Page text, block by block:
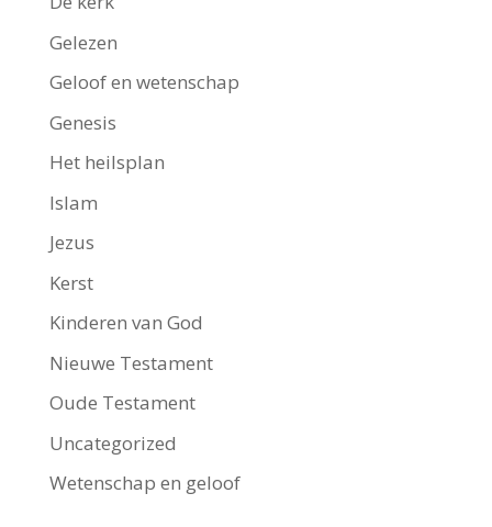
Gelezen
Geloof en wetenschap
Genesis
Het heilsplan
Islam
Jezus
Kerst
Kinderen van God
Nieuwe Testament
Oude Testament
Uncategorized
Wetenschap en geloof